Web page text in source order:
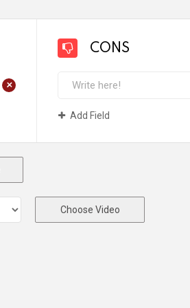
+
CONS
Add Field
Choose Video